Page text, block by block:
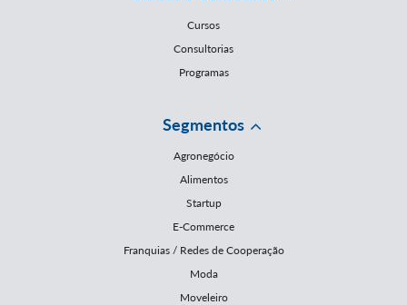
Cursos
Consultorias
Programas
Segmentos
Agronegócio
Alimentos
Startup
E-Commerce
Franquias / Redes de Cooperação
Moda
Moveleiro